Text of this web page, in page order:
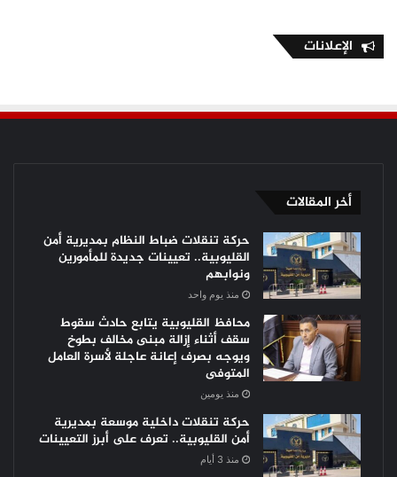
الإعلانات
أخر المقالات
حركة تنقلات ضباط النظام بمديرية أمن
القليوبية.. تعيينات جديدة للمأمورين
ونوابهم
منذ يوم واحد
محافظ القليوبية يتابع حادث سقوط
سقف أثناء إزالة مبنى مخالف بطوخ
ويوجه بصرف إعانة عاجلة لأسرة العامل
المتوفى
منذ يومين
حركة تنقلات داخلية موسعة بمديرية
أمن القليوبية.. تعرف على أبرز التعيينات
منذ 3 أيام